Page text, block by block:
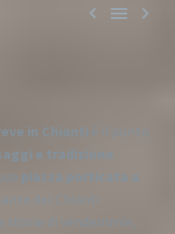
  
in Chianti è il punto
e tradizione
piazza porticata a
del Chianti
storie di vendemmie,